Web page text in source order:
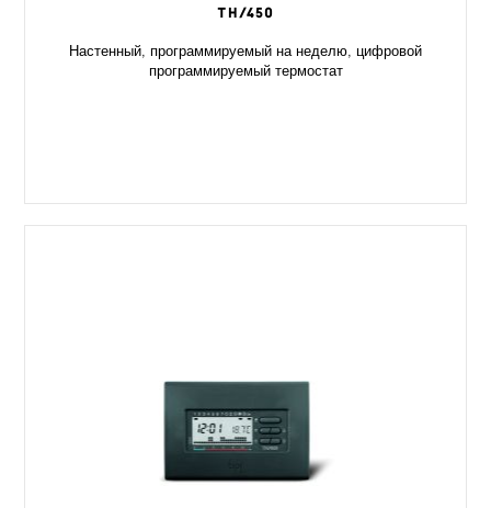
TH/450
Настенный, программируемый на неделю, цифровой
программируемый термостат